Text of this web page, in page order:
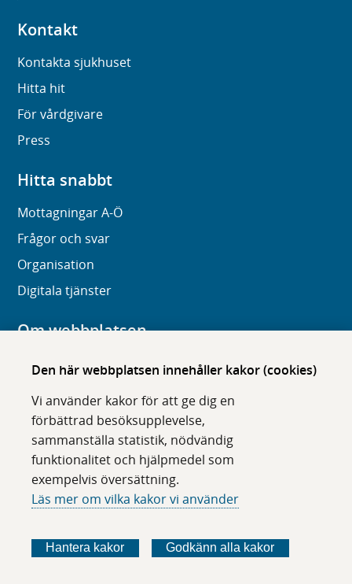
Den här webbplatsen innehåller kakor (cookies)
Vi använder kakor för att ge dig en
förbättrad besöksupplevelse,
sammanställa statistik, nödvändig
funktionalitet och hjälpmedel som
exempelvis översättning.
Läs mer om vilka kakor vi använder
Hantera kakor Godkänn alla kakor
Kontakt
Kontakta sjukhuset
Hitta hit
För vårdgivare
Press
Hitta snabbt
Mottagningar A-Ö
Frågor och svar
Organisation
Digitala tjänster
Om webbplatsen
Om karolinska.se
Tillgänglighet
Om cookies
Följ oss i sociala medier
ö
l
ö
l
ö
l